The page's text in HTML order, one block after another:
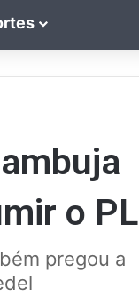
o PL
pregou a